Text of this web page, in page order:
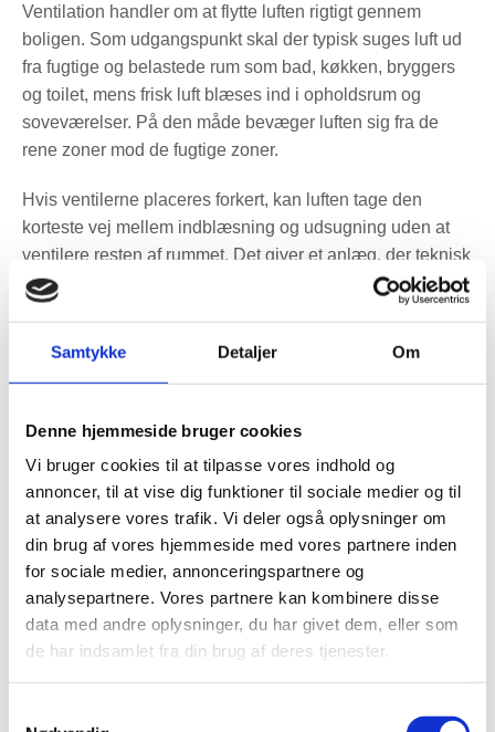
Samtykke Detaljer Om
Denne hjemmeside bruger cookies
Vi bruger cookies til at tilpasse vores indhold og
annoncer, til at vise dig funktioner til sociale medier og til
at analysere vores trafik. Vi deler også oplysninger om
din brug af vores hjemmeside med vores partnere inden
for sociale medier, annonceringspartnere og
analysepartnere. Vores partnere kan kombinere disse
data med andre oplysninger, du har givet dem, eller som
de har indsamlet fra din brug af deres tjenester.
Ventilation handler om at flytte luften rigtigt gennem
boligen. Som udgangspunkt skal der typisk suges luft ud
fra fugtige og belastede rum som bad, køkken, bryggers
og toilet, mens frisk luft blæses ind i opholdsrum og
soveværelser. På den måde bevæger luften sig fra de
rene zoner mod de fugtige zoner.
Hvis ventilerne placeres forkert, kan luften tage den
korteste vej mellem indblæsning og udsugning uden at
ventilere resten af rummet. Det giver et anlæg, der teknisk
set kører, men som ikke løser indeklimaproblemet. Et
klassisk eksempel er et soveværelse, hvor friskluften
opholdszonen omkring sengen.
Utætte gennembrydninger og risiko for
fugtskader
Ved større anlæg skal der ofte laves huller gennem
ydervæg, loft, tag eller etageadskillelser. Det er ikke bare
et spørgsmål om at bore et hul. Gennembrydninger i
klimaskærmen skal tætnes korrekt, så der ikke opstår
vandindtrængning, kuldebroer eller kondens.
På lofter ser vi desuden, at kanaler ikke altid bliver
isoleret korrekt. Hvis varm, fugtig luft passerer gennem
kolde områder, kan der dannes kondens. Det kan give